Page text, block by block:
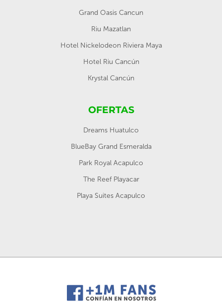
Grand Oasis Cancun
Riu Mazatlan
Hotel Nickelodeon Riviera Maya
Hotel Riu Cancún
Krystal Cancún
OFERTAS
Dreams Huatulco
BlueBay Grand Esmeralda
Park Royal Acapulco
The Reef Playacar
Playa Suites Acapulco